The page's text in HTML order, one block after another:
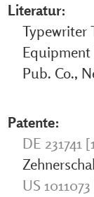
Literatur:
Typewriter
Equipment
Pub. Co.,
Patente:
DE 231741
US